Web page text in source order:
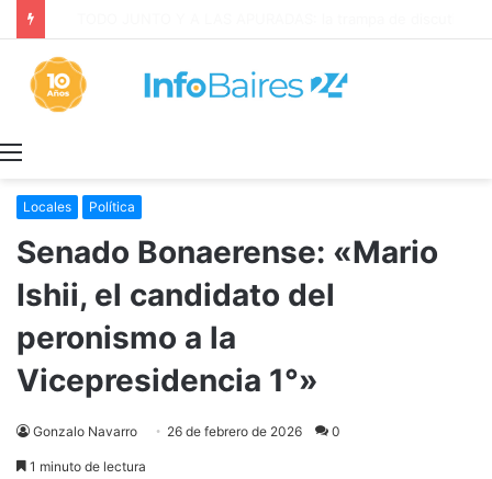
Locales Política
Senado Bonaerense: «Mario
Ishii, el candidato del
peronismo a la
Vicepresidencia 1°»
Gonzalo Navarro 26 de febrero de 2026 0
1 minuto de lectura